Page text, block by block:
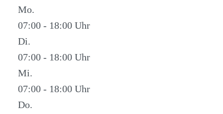
Mo.
07:00 - 18:00
Di.
07:00 - 18:00
Mi.
07:00 - 18:00
Do.